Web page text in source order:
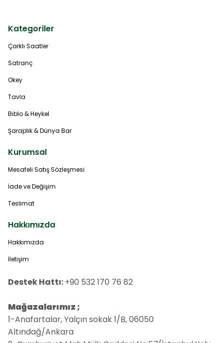
Kategoriler
Çarklı Saatler
Satranç
Okey
Tavla
Biblo & Heykel
Şaraplık & Dünya Bar
Kurumsal
Mesafeli Satış Sözleşmesi
İade ve Değişim
Teslimat
Hakkımızda
Hakkımızda
İletişim
Destek Hattı:+90 532 170 76 82
Mağazalarımız ;
1-Anafartalar, Yalçın sokak 1/B, 06050
Altındağ/Ankara